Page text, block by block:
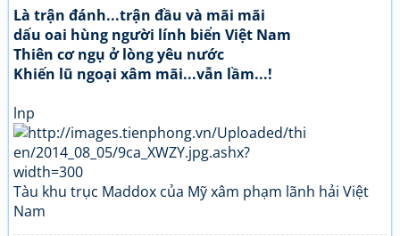
Là trận đánh...trận đầu và mãi mãi
dấu oai hùng người lính biển Việt Nam
Thiên cơ ngụ ở lòng yêu nước
Khiến lũ ngoại xâm mãi...vẫn lầm...!
lnp
Tàu khu trục Maddox của Mỹ xâm phạm lãnh hải Việt
Nam